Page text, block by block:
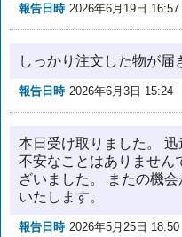
報告日時 2026年6月19日 16:57
しっかり注文した物が届
報告日時 2026年6月3日 15:24
本日受け取りました。
不安なことはありません
ざいました。 またの機
いたします。
報告日時 2026年5月25日 18:50